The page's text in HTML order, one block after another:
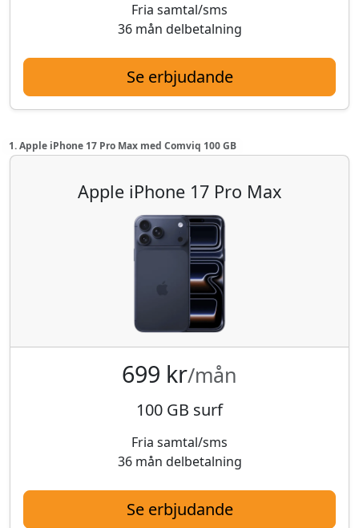
Fria samtal/sms
36 mån delbetalning
Se erbjudande
1. Apple iPhone 17 Pro Max med Comviq 100 GB
Apple iPhone 17 Pro Max
699 kr/mån
100 GB surf
Fria samtal/sms
36 mån delbetalning
Se erbjudande